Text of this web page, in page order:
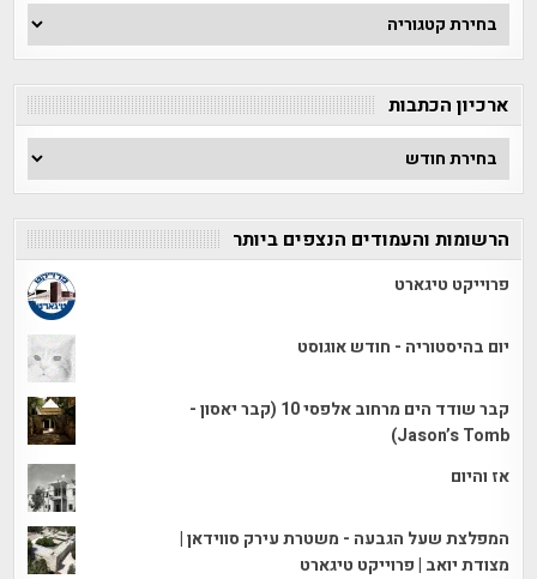
חפש
לפי
קטגוריה
ארכיון הכתבות
ארכיון
הכתבות
הרשומות והעמודים הנצפים ביותר
פרוייקט טיגארט
יום בהיסטוריה - חודש אוגוסט
קבר שודד הים מרחוב אלפסי 10 (קבר יאסון -
Jason’s Tomb)
אז והיום
המפלצת שעל הגבעה - משטרת עירק סווידאן |
מצודת יואב | פרוייקט טיגארט